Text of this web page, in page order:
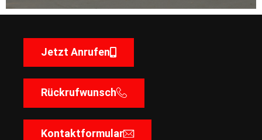
Jetzt Anrufen
Rückrufwunsch
Kontaktformular